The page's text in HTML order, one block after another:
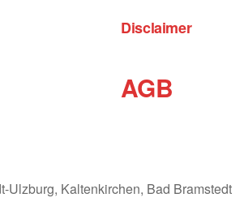
Disclaimer
AGB
Ulzburg, Kaltenkirchen, Bad Bramstedt